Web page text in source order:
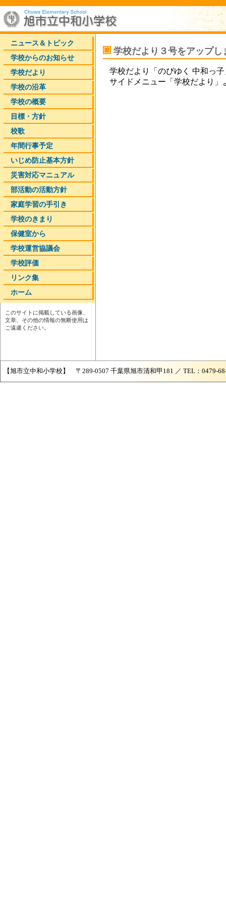
ニュース＆トピック
学校からのお知らせ
学校だより
学校の沿革
学校の概要
目標・方針
校歌
年間行事予定
いじめ防止基本方針
災害対応マニュアル
部活動の活動方針
家庭学習の手引き
学校のきまり
保健室から
学校運営協議会
学校評価
リンク集
ホーム
このサイトに掲載している画像、
文章、その他の情報の無断使用は
ご遠慮ください。
学校だより３号をアップし
学校だより「のびゆく 中和っ
サイドメニュー「学校だより」
【旭市立中和小学校】 〒289-0507 千葉県旭市清和甲181 ／ TEL：0479-